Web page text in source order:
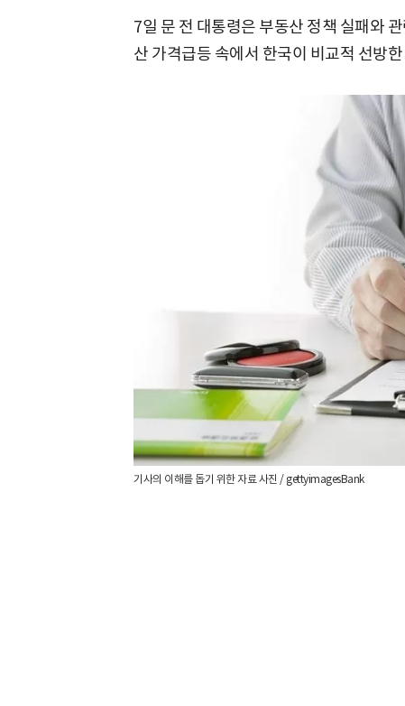
7일 문 전 대통령은 부동산 정책 실패와
산 가격급등 속에서 한국이 비교적 선방
기사의 이해를 돕기 위한 자료 사진 / gettyimagesBank